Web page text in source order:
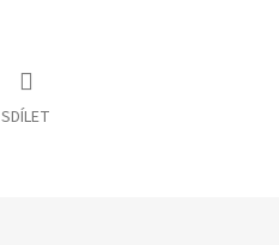
SDÍLET